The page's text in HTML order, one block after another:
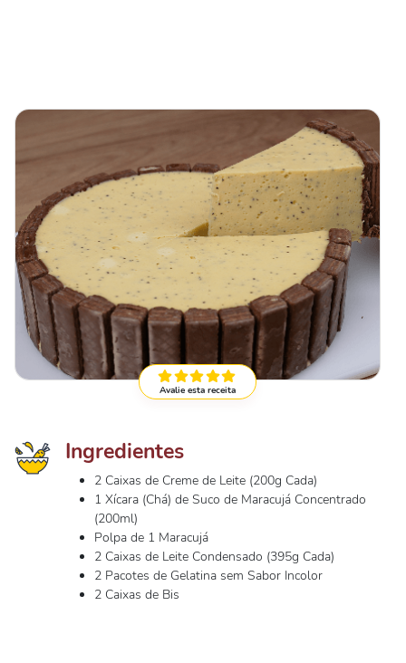
Avalie esta receita
Ingredientes
2 Caixas de Creme de Leite (200g Cada)
1 Xícara (Chá) de Suco de Maracujá Concentrado
(200ml)
Polpa de 1 Maracujá
2 Caixas de Leite Condensado (395g Cada)
2 Pacotes de Gelatina sem Sabor Incolor
2 Caixas de Bis